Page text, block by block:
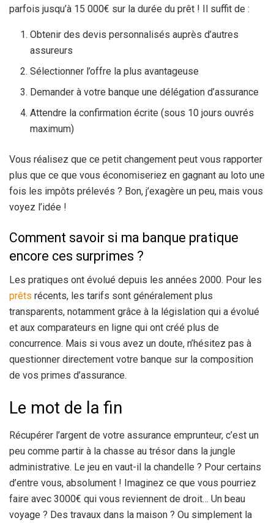
parfois jusqu’à 15 000€ sur la durée du prêt ! Il suffit de :
Obtenir des devis personnalisés auprès d’autres
assureurs
Sélectionner l’offre la plus avantageuse
Demander à votre banque une délégation d’assurance
Attendre la confirmation écrite (sous 10 jours ouvrés
maximum)
Vous réalisez que ce petit changement peut vous rapporter
plus que ce que vous économiseriez en gagnant au loto une
fois les impôts prélevés ? Bon, j’exagère un peu, mais vous
voyez l’idée !
Comment savoir si ma banque pratique
encore ces surprimes ?
Les pratiques ont évolué depuis les années 2000. Pour les
prêts récents, les tarifs sont généralement plus
transparents, notamment grâce à la législation qui a évolué
et aux comparateurs en ligne qui ont créé plus de
concurrence. Mais si vous avez un doute, n’hésitez pas à
questionner directement votre banque sur la composition
de vos primes d’assurance.
Le mot de la fin
Récupérer l’argent de votre assurance emprunteur, c’est un
peu comme partir à la chasse au trésor dans la jungle
administrative. Le jeu en vaut-il la chandelle ? Pour certains
d’entre vous, absolument ! Imaginez ce que vous pourriez
faire avec 3000€ qui vous reviennent de droit… Un beau
voyage ? Des travaux dans la maison ? Ou simplement la